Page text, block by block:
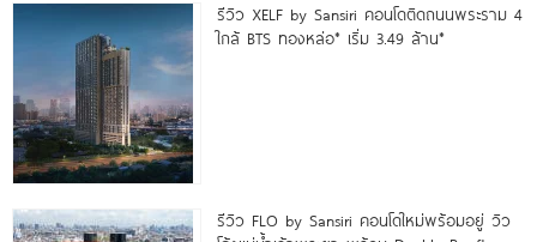
รีวิว XELF by Sansiri คอนโดติดถนนพระราม 4
ใกล้ BTS ทองหล่อ* เริ่ม 3.49 ล้าน*
รีวิว FLO by Sansiri คอนโดใหม่พร้อมอยู่ วิว